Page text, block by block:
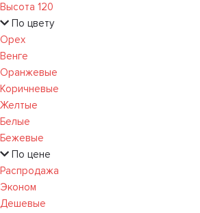
Высота 120
По цвету
Орех
Венге
Оранжевые
Коричневые
Желтые
Белые
Бежевые
По цене
Распродажа
Эконом
Дешевые